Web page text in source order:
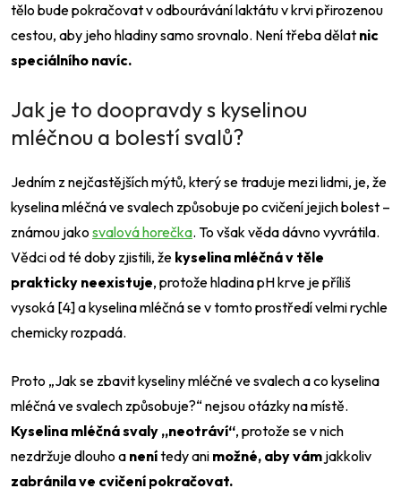
tělo bude pokračovat v odbourávání laktátu v krvi přirozenou
cestou, aby jeho hladiny samo srovnalo. Není třeba dělat nic
speciálního navíc.
Jak je to doopravdy s kyselinou
mléčnou a bolestí svalů?
Jedním z nejčastějších mýtů, který se traduje mezi lidmi, je, že
kyselina mléčná ve svalech způsobuje po cvičení jejich bolest –
známou jako svalová horečka. To však věda dávno vyvrátila.
Vědci od té doby zjistili, že kyselina mléčná v těle
prakticky neexistuje, protože hladina pH krve je příliš
vysoká [4] a kyselina mléčná se v tomto prostředí velmi rychle
chemicky rozpadá.
Proto „Jak se zbavit kyseliny mléčné ve svalech a co kyselina
mléčná ve svalech způsobuje?“ nejsou otázky na místě.
Kyselina mléčná svaly „neotráví“, protože se v nich
nezdržuje dlouho a nenítedy ani možné, aby vám jakkoliv
zabránila ve cvičení pokračovat.